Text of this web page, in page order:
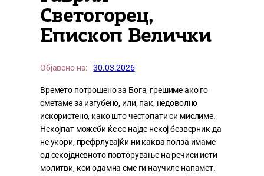
Светогорец,
Епископ Велички
Објавено на: 30.03.2026
Времето потрошено за Бога, грешиме ако го
сметаме за изгубено, или, пак, недоволно
искористено, како што честопати си мислиме.
Некојпат можеби ќе се најде некој безверник да
не укори, префрлувајќи ни каква полза имаме
од секојдневното повторување на речиси исти
молитви, кои одамна сме ги научиле напамет.